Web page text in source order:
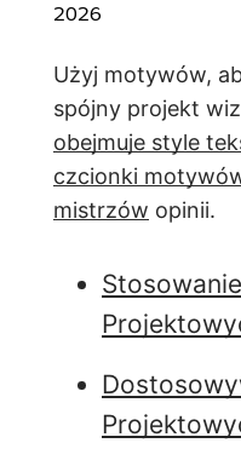
2026
Użyj motywów,
spójny projekt
obejmuje style
czcionki
mistrzów opinii.